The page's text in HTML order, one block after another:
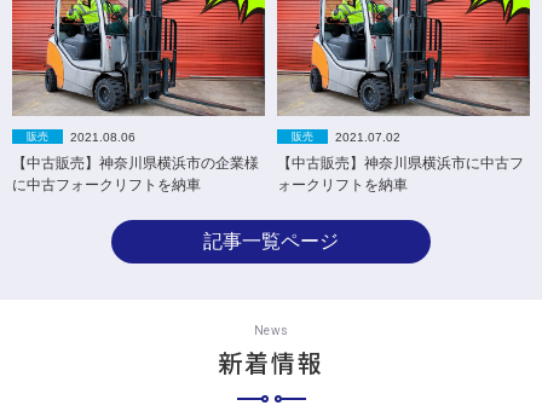
販売 2021.08.06
【中古販売】神奈川県横浜市の企業様
に中古フォークリフトを納車
販売 2021.07.02
【中古販売】神奈川県横浜市に中古フ
ォークリフトを納車
記事一覧ページ
News
新着情報